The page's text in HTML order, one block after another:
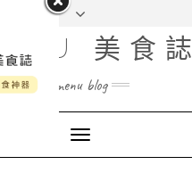
美食誌
menu blog
Toggle
Navigation